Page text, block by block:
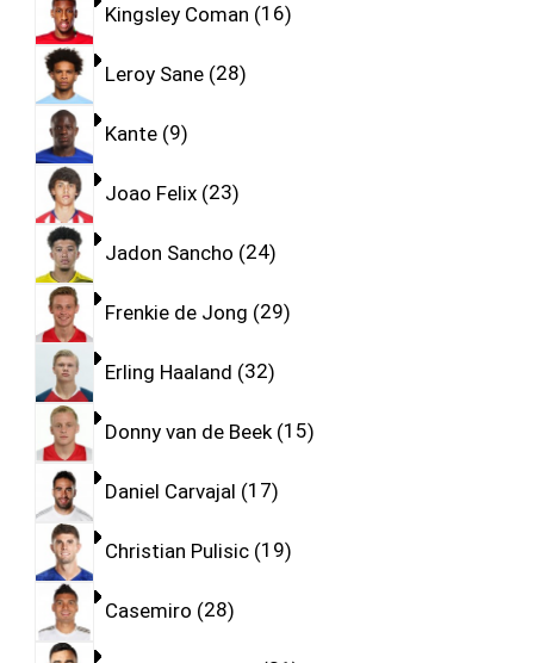
Kingsley Coman 16
Leroy Sane 28
Kante 9
Joao Felix 23
Jadon Sancho 24
Frenkie de Jong 29
Erling Haaland 32
Donny van de Beek 15
Daniel Carvajal 17
Christian Pulisic 19
Casemiro 28